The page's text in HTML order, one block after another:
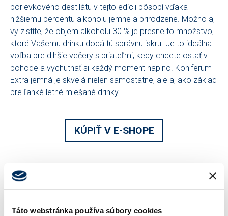
Táto webstránka používa súbory cookies
borievkového destilátu v tejto edícii pôsobí vďaka
nižšiemu percentu alkoholu jemne a prirodzene. Možno aj
vy zistíte, že objem alkoholu 30 % je presne to množstvo,
ktoré Vašemu drinku dodá tú správnu iskru. Je to ideálna
voľba pre dlhšie večery s priateľmi, kedy chcete ostať v
pohode a vychutnať si každý moment naplno. Koniferum
Extra jemná je skvelá nielen samostatne, ale aj ako základ
pre ľahké letné miešané drinky.
KÚPIŤ V E-SHOPE
Viete, že?
Namiešať si letný svieži drink s borovičkou trvá len 2
Extra jemnej, kvalitný tonic, ľad, plátok citróna a vetvička